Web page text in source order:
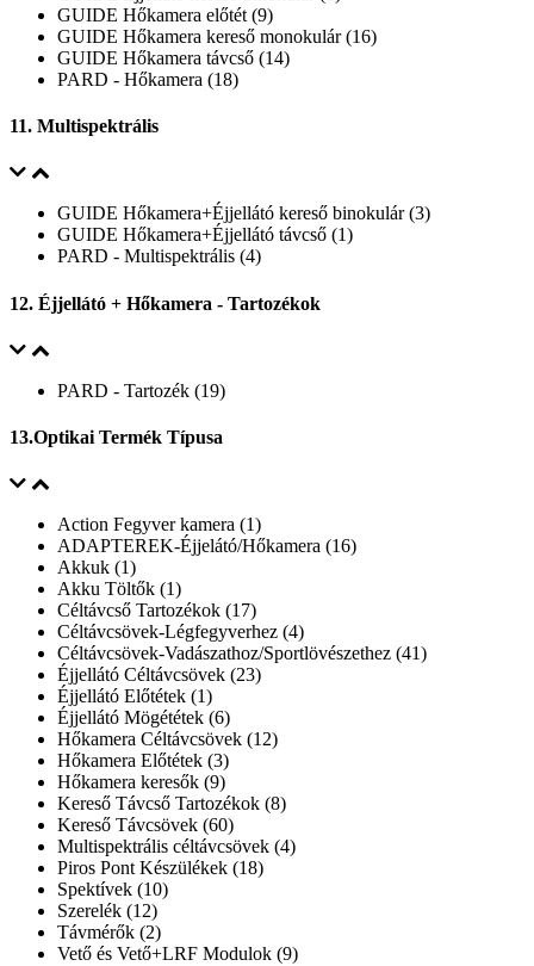
GUIDE Hőkamera előtét (9)
GUIDE Hőkamera kereső monokulár (16)
GUIDE Hőkamera távcső (14)
PARD - Hőkamera (18)
11. Multispektrális
GUIDE Hőkamera+Éjjellátó kereső binokulár (3)
GUIDE Hőkamera+Éjjellátó távcső (1)
PARD - Multispektrális (4)
12. Éjjellátó + Hőkamera - Tartozékok
PARD - Tartozék (19)
13.Optikai Termék Típusa
Action Fegyver kamera (1)
ADAPTEREK-Éjjelátó/Hőkamera (16)
Akkuk (1)
Akku Töltők (1)
Céltávcső Tartozékok (17)
Céltávcsövek-Légfegyverhez (4)
Céltávcsövek-Vadászathoz/Sportlövészethez (41)
Éjjellátó Céltávcsövek (23)
Éjjellátó Előtétek (1)
Éjjellátó Mögététek (6)
Hőkamera Céltávcsövek (12)
Hőkamera Előtétek (3)
Hőkamera keresők (9)
Kereső Távcső Tartozékok (8)
Kereső Távcsövek (60)
Multispektrális céltávcsövek (4)
Piros Pont Készülékek (18)
Spektívek (10)
Szerelék (12)
Távmérők (2)
Vető és Vető+LRF Modulok (9)